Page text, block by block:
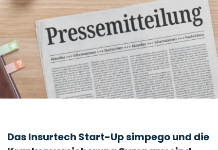
Das Insurtech Start-Up simpego und die